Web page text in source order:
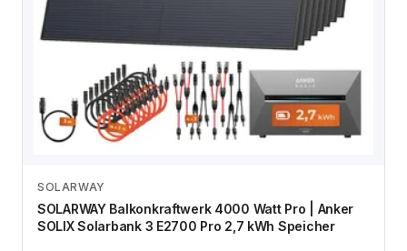
SOLARWAY
SOLARWAY Balkonkraftwerk 4000 Watt Pro | Anker
SOLIX Solarbank 3 E2700 Pro 2,7 kWh Speicher